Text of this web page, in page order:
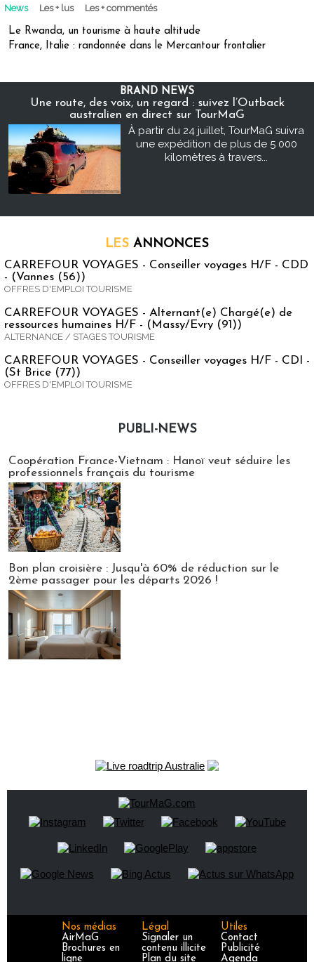
News Les + lus Les + commentés
Le Rwanda, un tourisme à haute altitude
France, Italie : randonnée dans le Mercantour frontalier
BRAND NEWS
Une route, des voix, un regard : suivez l’Outback
australien en direct sur TourMaG
À partir du 24 juillet, TourMaG suivra
une expédition de plus de 5 000
kilomètres à travers...
LES ANNONCES
CARREFOUR VOYAGES - Conseiller voyages H/F - CDD
- (Vannes (56))
OFFRES D'EMPLOI TOURISME
CARREFOUR VOYAGES - Alternant(e) Chargé(e) de
ressources humaines H/F - (Massy/Evry (91))
ALTERNANCE / STAGES TOURISME
CARREFOUR VOYAGES - Conseiller voyages H/F - CDI -
(St Brice (77))
OFFRES D'EMPLOI TOURISME
PUBLI-NEWS
Coopération France-Vietnam : Hanoï veut séduire les
professionnels français du tourisme
Bon plan croisière : Jusqu'à 60% de réduction sur le
2ème passager pour les départs 2026 !
Nos médias
AirMaG
Brochures en
ligne
Légal
Signaler un
contenu illicite
Plan du site
Utiles
Contact
Publicité
Agenda